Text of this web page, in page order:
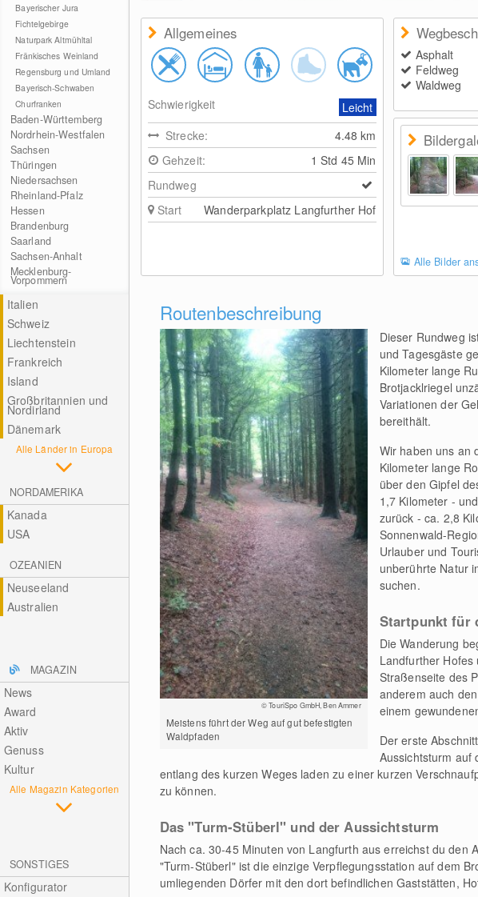
Bayerischer Jura
Fichtelgebirge
Naturpark Altmühltal
Fränkisches Weinland
Regensburg und Umland
Bayerisch-Schwaben
Churfranken
Baden-Württemberg
Nordrhein-Westfalen
Sachsen
Thüringen
Niedersachsen
Rheinland-Pfalz
Hessen
Brandenburg
Saarland
Sachsen-Anhalt
Mecklenburg-
Vorpommern
Italien
Schweiz
Liechtenstein
Frankreich
Island
Großbritannien und
Nordirland
Dänemark
Alle Länder in Europa
NORDAMERIKA
Kanada
USA
OZEANIEN
Neuseeland
Australien
MAGAZIN
News
Award
Aktiv
Genuss
Kultur
Alle Magazin Kategorien
SONSTIGES
Konfigurator
Allgemeines
Schwierigkeit
Leicht
Strecke:
4.48km
Gehzeit:
1 Std 45 Min
Rundweg
Start
Wanderparkplatz Langfurther Hof
Asphalt
Feldweg
Waldweg
Alle Bilder
Routenbeschreibung
© TouriSpo GmbH, Ben Ammer
Meistens führt der Weg auf gut befestigten
Waldpfaden
Dieser Rundweg
und Tagesgäste
Kilometer lange
Brotjacklriegel
Variationen der
bereithält.
Wir haben uns an
Kilometer lange
über den Gipfel
1,7 Kilometer -
zurück - ca. 2,8
Sonnenwald-
Urlauber und
unberührte Natur
suchen.
Startpunkt für
Die Wanderung
Landfurther
Straßenseite des
anderem auch
einem
Der erste
Aussichtsturm auf
entlang des kurzen Weges laden zu einer kurzen
zu können.
Das "Turm-Stüberl" und der Aussichtsturm
Nach ca. 30-45 Minuten von Langfurth aus erreichst du
"Turm-Stüberl" ist die einzige Verpflegungsstation auf dem
umliegenden Dörfer mit den dort befindlichen Gaststätten,